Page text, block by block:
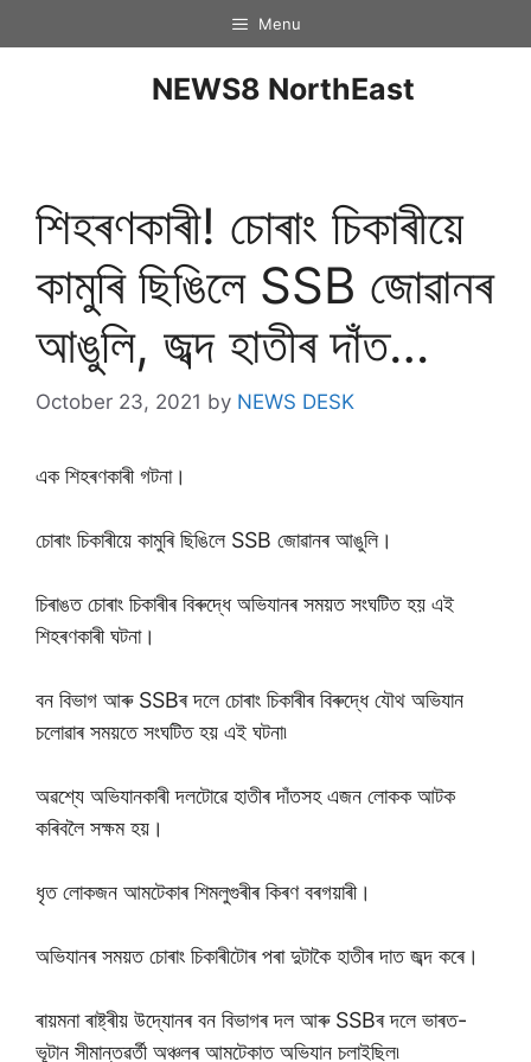
Menu
NEWS8 NorthEast
শিহৰণকাৰী! চোৰাং চিকাৰীয়ে
কামুৰি ছিঙিলে SSB জোৱানৰ
আঙুলি, জব্দ হাতীৰ দাঁত…
October 23, 2021 by NEWS DESK
এক শিহৰণকাৰী গটনা।
চোৰাং চিকাৰীয়ে কামুৰি ছিঙিলে SSB জোৱানৰ আঙুলি।
চিৰাঙত চোৰাং চিকাৰীৰ বিৰুদ্ধে অভিযানৰ সময়ত সংঘটিত হয় এই
শিহৰণকাৰী ঘটনা।
বন বিভাগ আৰু SSBৰ দলে চোৰাং চিকাৰীৰ বিৰুদ্ধে যৌথ অভিযান
চলোৱাৰ সময়তে সংঘটিত হয় এই ঘটনা৷
অৱশ্যে অভিযানকাৰী দলটোৱে হাতীৰ দাঁতসহ এজন লোকক আটক
কৰিবলৈ সক্ষম হয়।
ধৃত লোকজন আমটেকাৰ শিমলুগুৰীৰ কিৰণ বৰগয়াৰী।
অভিযানৰ সময়ত চোৰাং চিকাৰীটোৰ পৰা দুটাকৈ হাতীৰ দাত জব্দ কৰে।
ৰায়মনা ৰাষ্ট্ৰীয় উদ্যোনৰ বন বিভাগৰ দল আৰু SSBৰ দলে ভাৰত-
ভূটান সীমান্তৱৰ্তী অঞ্চলৰ আমটেকাত অভিযান চলাইছিল৷